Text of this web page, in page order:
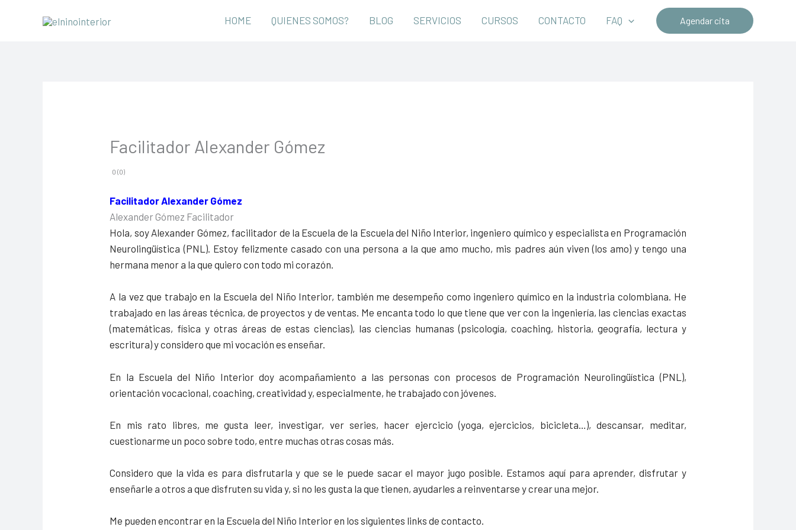
HOME QUIENES SOMOS? BLOG SERVICIOS CURSOS CONTACTO FAQ Agendar cita
Facilitador Alexander Gómez
0 (0)
Facilitador Alexander Gómez
Alexander Gómez Facilitador
Hola, soy Alexander Gómez, facilitador de la Escuela de la Escuela del Niño Interior, ingeniero químico y especialista en Programación
Neurolingüística (PNL). Estoy felizmente casado con una persona a la que amo mucho, mis padres aún viven (los amo) y tengo una
hermana menor a la que quiero con todo mi corazón.
A la vez que trabajo en la Escuela del Niño Interior, también me desempeño como ingeniero químico en la industria colombiana. He
trabajado en las áreas técnica, de proyectos y de ventas. Me encanta todo lo que tiene que ver con la ingeniería, las ciencias exactas
(matemáticas, física y otras áreas de estas ciencias), las ciencias humanas (psicología, coaching, historia, geografía, lectura y
escritura) y considero que mi vocación es enseñar.
En la Escuela del Niño Interior doy acompañamiento a las personas con procesos de Programación Neurolingüística (PNL),
orientación vocacional, coaching, creatividad y, especialmente, he trabajado con jóvenes.
En mis rato libres, me gusta leer, investigar, ver series, hacer ejercicio (yoga, ejercicios, bicicleta…), descansar, meditar,
cuestionarme un poco sobre todo, entre muchas otras cosas más.
Considero que la vida es para disfrutarla y que se le puede sacar el mayor jugo posible. Estamos aquí para aprender, disfrutar y
enseñarle a otros a que disfruten su vida y, si no les gusta la que tienen, ayudarles a reinventarse y crear una mejor.
Me pueden encontrar en la Escuela del Niño Interior en los siguientes links de contacto.